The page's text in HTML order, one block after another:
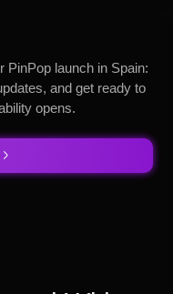
PinPop launch in Spain:
and get ready to
opens.